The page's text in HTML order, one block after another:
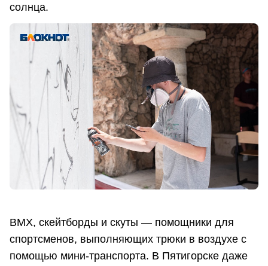
солнца.
BMX, скейтборды и скуты — помощники для
спортсменов, выполняющих трюки в воздухе с
помощью мини-транспорта. В Пятигорске даже